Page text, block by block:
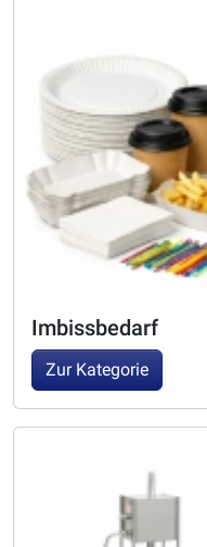
Imbissbedarf
Zur Kategorie